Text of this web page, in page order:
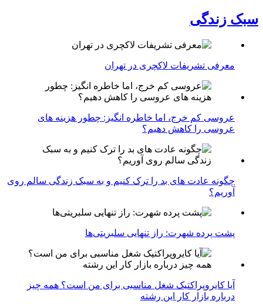
سبک زندگی
معرفی تشریفات لاکچری در تهران
عروسی کم خرج، اما خاطره انگیز: چطور هزینه های
عروسی را کاهش دهیم؟
چگونه عادت‌ های بد را ترک کنیم و به سبک زندگی سالم روی
آوریم؟
پشت پرده شهرت: راز تنهایی سلبریتی‌ها
آیا کایروپراکتیک شغل مناسبی برای من است؟ همه چیز
درباره بازار کار این رشته